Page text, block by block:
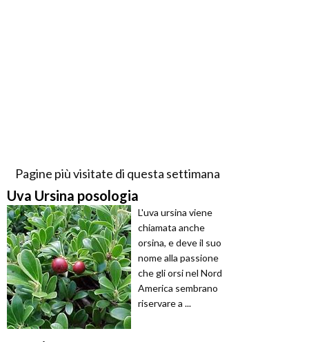
Pagine più visitate di questa settimana
Uva Ursina posologia
L'uva ursina viene
chiamata anche
orsina, e deve il suo
nome alla passione
che gli orsi nel Nord
America sembrano
riservare a ...